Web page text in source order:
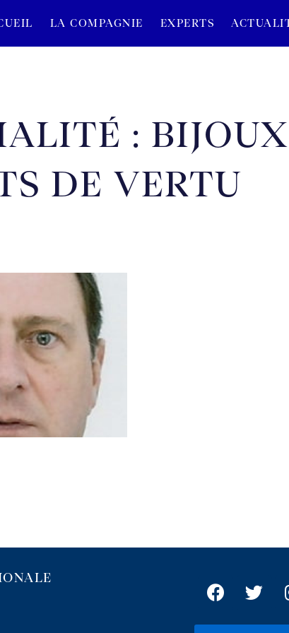
LA COMPAGNIE EXPERTS
:
DE VERTU